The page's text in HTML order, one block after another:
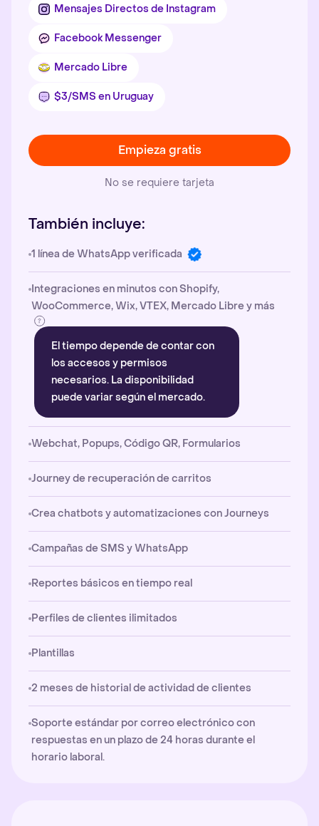
Mensajes Directos de Instagram
Facebook Messenger
Mercado Libre
$3/SMS en Uruguay
Empieza gratis
No se requiere tarjeta
También incluye:
1 línea de WhatsApp verificada
Integraciones en minutos con Shopify,
WooCommerce, Wix, VTEX, Mercado Libre y más
El tiempo depende de contar con
los accesos y permisos
necesarios. La disponibilidad
puede variar según el mercado.
Webchat, Popups, Código QR, Formularios
Journey de recuperación de carritos
Crea chatbots y automatizaciones con Journeys
Campañas de SMS y WhatsApp
Reportes básicos en tiempo real
Perfiles de clientes ilimitados
Plantillas
2 meses de historial de actividad de clientes
Soporte estándar por correo electrónico con
respuestas en un plazo de 24 horas durante el
horario laboral.